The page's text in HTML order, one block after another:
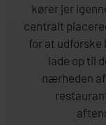
kører jer
centralt
for at udforske
lade op til
nærheden